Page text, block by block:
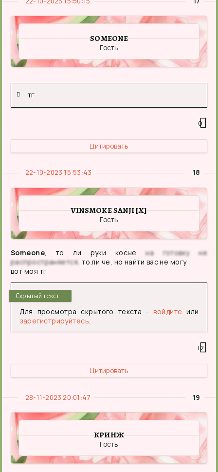
SOMEONE
Гость
тг
0
Цитировать
18
22-10-2023 15:53:43
VINSMOKE SANJI [X]
Гость
Someone, то ли руки косыена готовку не
распространяется, то ли че, но найти вас не могу
вот моя тг
Скрытый текст:
Для просмотра скрытого текста -войдите или
зарегистрируйтесь
+2
Цитировать
19
28-11-2023 20:01:47
КРИНЖ
Гость